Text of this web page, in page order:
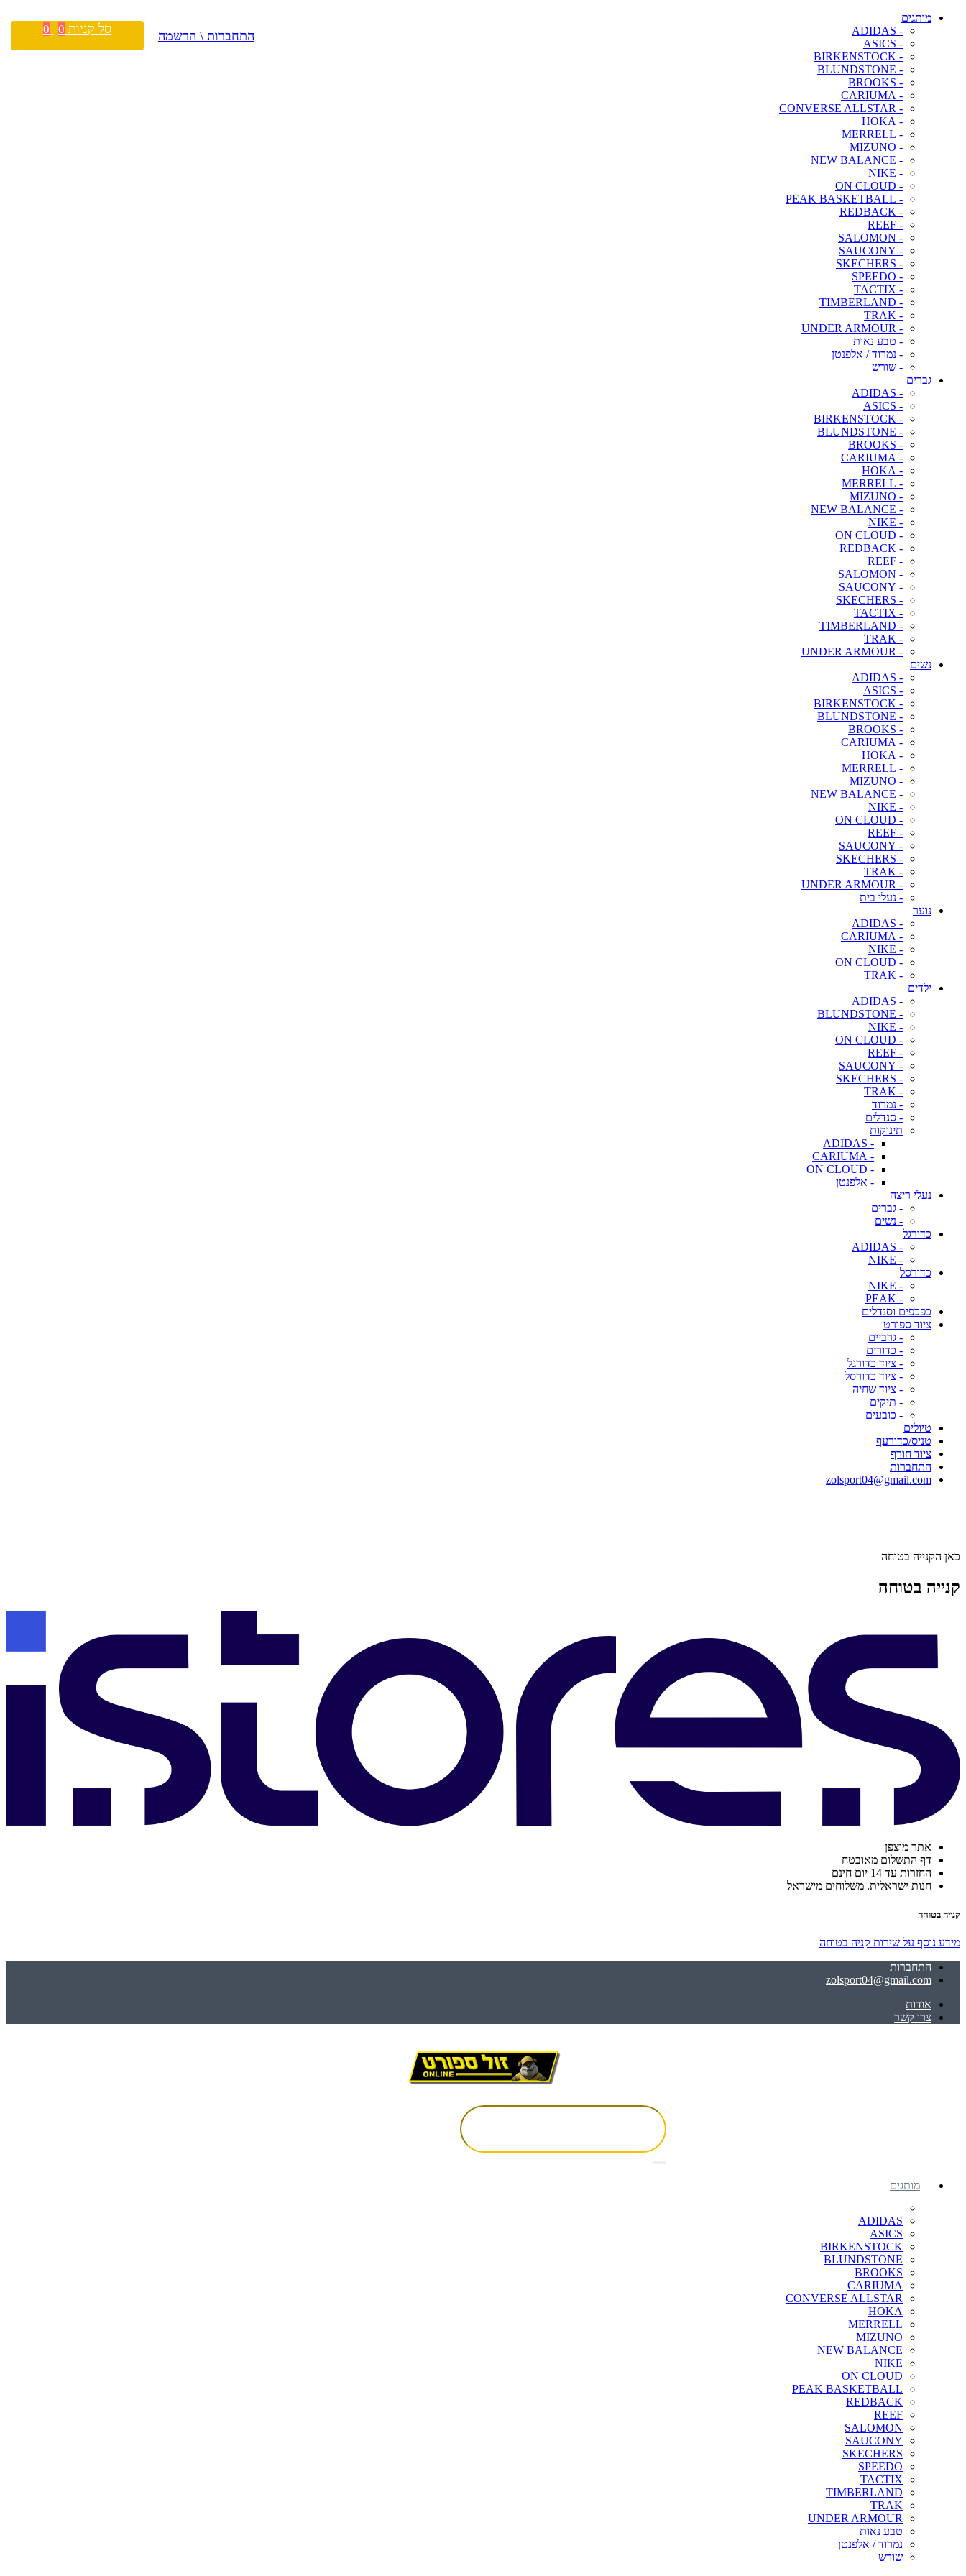
מותגים
- ADIDAS
- ASICS
- BIRKENSTOCK
- BLUNDSTONE
- BROOKS
- CARIUMA
- CONVERSE ALLSTAR
- HOKA
- MERRELL
- MIZUNO
- NEW BALANCE
- NIKE
- ON CLOUD
- PEAK BASKETBALL
- REDBACK
- REEF
- SALOMON
- SAUCONY
- SKECHERS
- SPEEDO
- TACTIX
- TIMBERLAND
- TRAK
- UNDER ARMOUR
- טבע נאות
- נמרוד / אלפנטן
- שורש
גברים
- ADIDAS
- ASICS
- BIRKENSTOCK
- BLUNDSTONE
- BROOKS
- CARIUMA
- HOKA
- MERRELL
- MIZUNO
- NEW BALANCE
- NIKE
- ON CLOUD
- REDBACK
- REEF
- SALOMON
- SAUCONY
- SKECHERS
- TACTIX
- TIMBERLAND
- TRAK
- UNDER ARMOUR
נשים
- ADIDAS
- ASICS
- BIRKENSTOCK
- BLUNDSTONE
- BROOKS
- CARIUMA
- HOKA
- MERRELL
- MIZUNO
- NEW BALANCE
- NIKE
- ON CLOUD
- REEF
- SAUCONY
- SKECHERS
- TRAK
- UNDER ARMOUR
- נעלי בית
נוער
- ADIDAS
- CARIUMA
- NIKE
- ON CLOUD
- TRAK
ילדים
- ADIDAS
- BLUNDSTONE
- NIKE
- ON CLOUD
- REEF
- SAUCONY
- SKECHERS
- TRAK
- נמרוד
- סנדלים
תינוקות
- ADIDAS
- CARIUMA
- ON CLOUD
- אלפנטן
נעלי ריצה
- גברים
- נשים
כדורגל
- ADIDAS
- NIKE
כדורסל
- NIKE
- PEAK
כפכפים וסנדלים
ציוד ספורט
- גרביים
- כדורים
- ציוד כדורגל
- ציוד כדורסל
- ציוד שחיה
- תיקים
- כובעים
טיולים
טניס/כדורעף
ציוד חורף
התחברות
zolsport04@gmail.com
כאן הקנייה בטוחה
קנייה בטוחה
אתר מוצפן
דף התשלום מאובטח
החזרות עד 14 יום חינם
חנות ישראלית. משלוחים מישראל
קנייה בטוחה
מידע נוסף על שירות קניה בטוחה
התחברות
zolsport04@gmail.com
אודות
צרו קשר
התחברות \ הרשמה סל קניות 0
0
מותגים
ADIDAS
ASICS
BIRKENSTOCK
BLUNDSTONE
BROOKS
CARIUMA
CONVERSE ALLSTAR
HOKA
MERRELL
MIZUNO
NEW BALANCE
NIKE
ON CLOUD
PEAK BASKETBALL
REDBACK
REEF
SALOMON
SAUCONY
SKECHERS
SPEEDO
TACTIX
TIMBERLAND
TRAK
UNDER ARMOUR
טבע נאות
נמרוד / אלפנטן
שורש